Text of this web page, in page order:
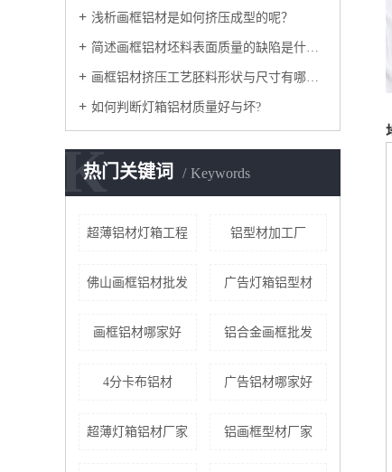
浅析画框铝材是如何挤压成型的呢？
简述画框铝材坯料表面质量的缺陷是什么？
画框铝材挤压工艺胚料形状与尺寸有哪些？
如何判断灯箱铝材质量好与坏?
热门关键词 Keywords
K
超薄铝材灯箱工程 铝型材加工厂
佛山画框铝材批发 广告灯箱铝型材
画框铝材哪家好 铝合金画框批发
4分卡布铝材 广告铝材哪家好
超薄灯箱铝材厂家 铝画框型材厂家